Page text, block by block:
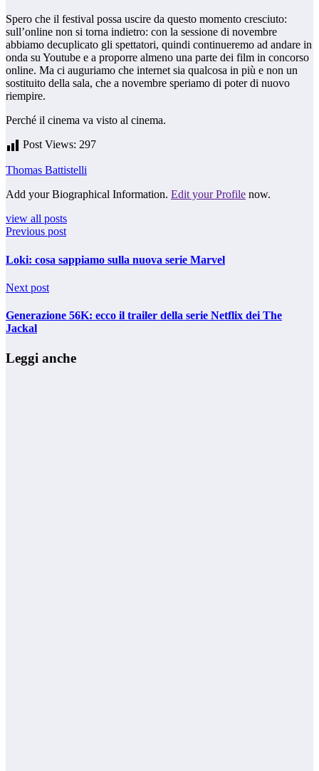
Spero che il festival possa uscire da questo momento cresciuto:
sull’online non si torna indietro: con la sessione di novembre
abbiamo decuplicato gli spettatori, quindi continueremo ad andare in
onda su Youtube e a proporre almeno una parte dei film in concorso
online. Ma ci auguriamo che internet sia qualcosa in più e non un
sostituito della sala, che a novembre speriamo di poter di nuovo
riempire.
Perché il cinema va visto al cinema.
Post Views: 297
Thomas Battistelli
Add your Biographical Information. Edit your Profile now.
view all posts
Previous post
Loki: cosa sappiamo sulla nuova serie Marvel
Next post
Generazione 56K: ecco il trailer della serie Netflix dei The
Jackal
Leggi anche